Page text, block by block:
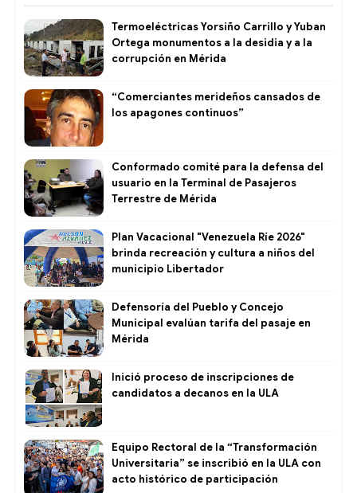
Termoeléctricas Yorsiño Carrillo y Yuban
Ortega monumentos a la desidia y a la
corrupción en Mérida
“Comerciantes merideños cansados de
los apagones continuos”
Conformado comité para la defensa del
usuario en la Terminal de Pasajeros
Terrestre de Mérida
Plan Vacacional "Venezuela Ríe 2026"
brinda recreación y cultura a niños del
municipio Libertador
Defensoría del Pueblo y Concejo
Municipal evalúan tarifa del pasaje en
Mérida
Inició proceso de inscripciones de
candidatos a decanos en la ULA
Equipo Rectoral de la “Transformación
Universitaria” se inscribió en la ULA con
acto histórico de participación